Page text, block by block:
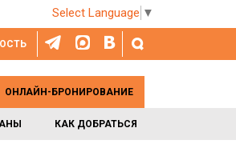
Select Language ▼
КАК ДОБРАТЬСЯ
ОНЛАЙН-БРОНИРОВАНИЕ